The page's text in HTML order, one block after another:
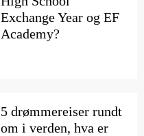
Exchange Year og EF
Academy?
5 drømmereiser rundt
om i verden, hva er